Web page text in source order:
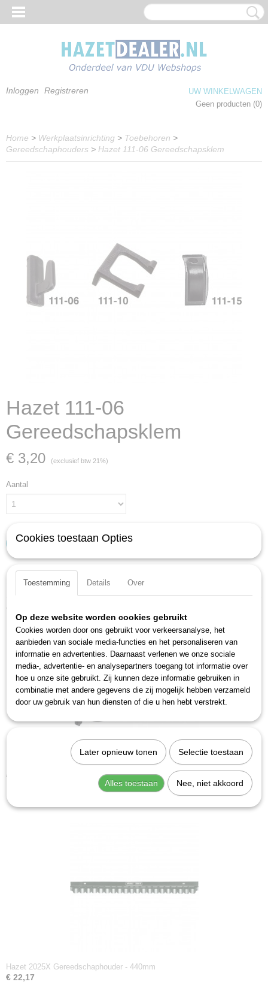
Inloggen Registreren
UW WINKELWAGEN
Geen producten (0)
Home > Werkplaatsinrichting > Toebehoren >
Gereedschaphouders > Hazet 111-06 Gereedschapsklem
Hazet 111-06
Gereedschapsklem
€ 3,20 (exclusief btw 21%)
Aantal
IN WINKELWAGEN
Specificaties
111-06
EAN code
4000896002870
Productcode leverancier
111-06
Hazet 179-35 Spuitbushouder
€ 40,46
Hazet 2025X Gereedschaphouder - 440mm
€ 22,17
Cookies toestaan Opties
Toestemming Details Over
Op deze website worden cookies gebruikt
Cookies worden door ons gebruikt voor verkeersanalyse, het
aanbieden van sociale media-functies en het personaliseren van
informatie en advertenties. Daarnaast verlenen we onze sociale
media-, advertentie- en analysepartners toegang tot informatie over
hoe u onze site gebruikt. Zij kunnen deze informatie gebruiken in
combinatie met andere gegevens die zij mogelijk hebben verzameld
door uw gebruik van hun diensten of die u hen hebt verstrekt.
Later opnieuw tonen Selectie toestaan
Alles toestaan Nee, niet akkoord